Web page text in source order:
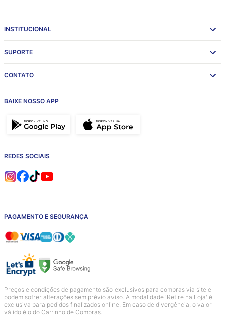
INSTITUCIONAL
SUPORTE
CONTATO
BAIXE NOSSO APP
REDES SOCIAIS
PAGAMENTO E SEGURANÇA
Preços e condições de pagamento são exclusivos para compras via site e
podem sofrer alterações sem prévio aviso. A modalidade 'Retire na Loja' é
exclusiva para pedidos finalizados online. Em caso de divergência, o valor
válido é o do Carrinho de Compras.